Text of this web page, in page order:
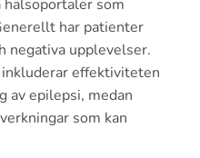
som
har patienter
negativa upplevelser.
effektiviteten
av epilepsi, medan
som kan